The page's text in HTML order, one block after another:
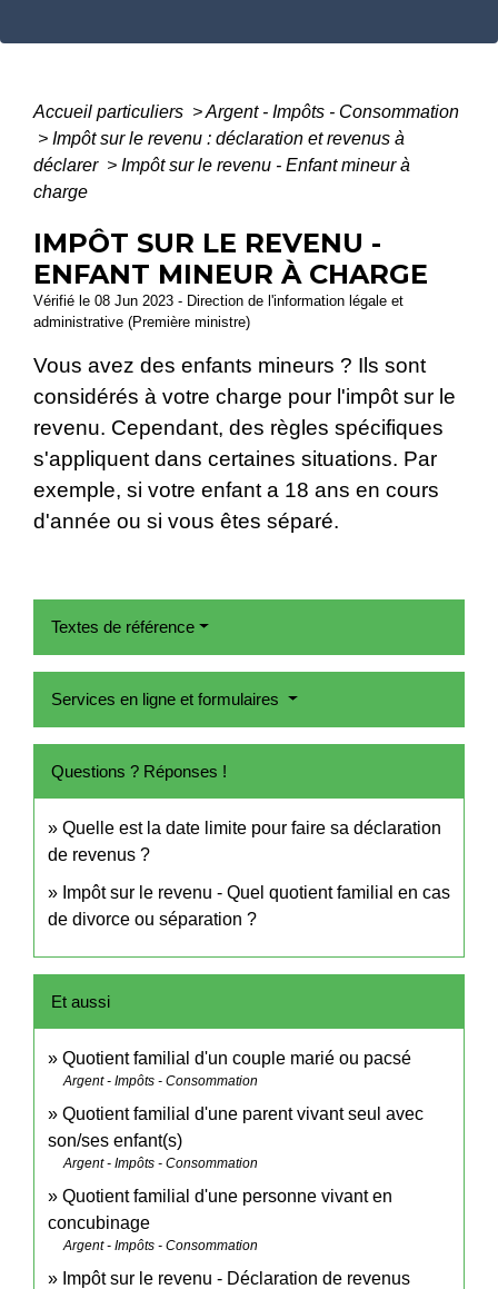
Accueil particuliers >Argent - Impôts - Consommation
> Impôt sur le revenu : déclaration et revenus à
déclarer > Impôt sur le revenu - Enfant mineur à
charge
IMPÔT SUR LE REVENU -
ENFANT MINEUR À CHARGE
Vérifié le 08 Jun 2023 - Direction de l'information légale et
administrative (Première ministre)
Vous avez des enfants mineurs ? Ils sont
considérés à votre charge pour l'impôt sur le
revenu. Cependant, des règles spécifiques
s'appliquent dans certaines situations. Par
exemple, si votre enfant a 18 ans en cours
d'année ou si vous êtes séparé.
Textes de référence
Services en ligne et formulaires
Questions ? Réponses !
Quelle est la date limite pour faire sa déclaration
de revenus ?
Impôt sur le revenu - Quel quotient familial en cas
de divorce ou séparation ?
Et aussi
Quotient familial d'un couple marié ou pacsé
Argent - Impôts - Consommation
Quotient familial d'une parent vivant seul avec
son/ses enfant(s)
Argent - Impôts - Consommation
Quotient familial d'une personne vivant en
concubinage
Argent - Impôts - Consommation
Impôt sur le revenu - Déclaration de revenus